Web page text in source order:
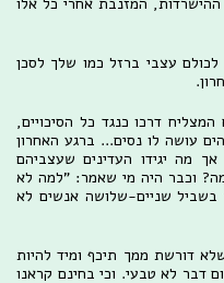
עצבי ברזל כמו שלך לסכן
דרכו כנגד כל הסיכויים,
עושה לו נסים... ברגע האחרון
מה יגידו העדינים שעצביהם
וכבר היה מי שאמר: "למה לא
בשביל שניים-שלושה אנשים לא
דורשת ממך תיכף ומיד להיות
דבר לא טבעי. וכי בחינם קראנו